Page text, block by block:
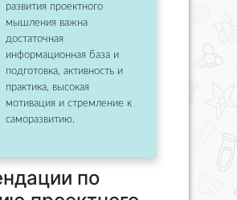
развития проектного
мышления важна
достаточная
информационная база и
подготовка, активность и
практика, высокая
мотивация и стремление к
саморазвитию.
по